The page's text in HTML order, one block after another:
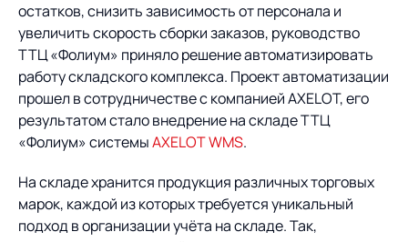
остатков, снизить зависимость от персонала и
увеличить скорость сборки заказов, руководство
ТТЦ «Фолиум» приняло решение автоматизировать
работу складского комплекса. Проект автоматизации
прошел в сотрудничестве с компанией AXELOT, его
результатом стало внедрение на складе ТТЦ
«Фолиум» системыAXELOT WMS.
На складе хранится продукция различных торговых
марок, каждой из которых требуется уникальный
подход в организации учёта на складе. Так,